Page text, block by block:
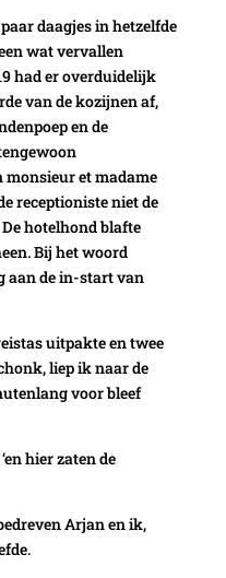
daagjes in hetzelfde
wat vervallen
had er overduidelijk
van de kozijnen af,
en de
et madame
receptioniste niet de
hotelhond blafte
Bij het woord
aan de in-start van
uitpakte en twee
liep ik naar de
voor bleef
hier zaten de
Arjan en ik,